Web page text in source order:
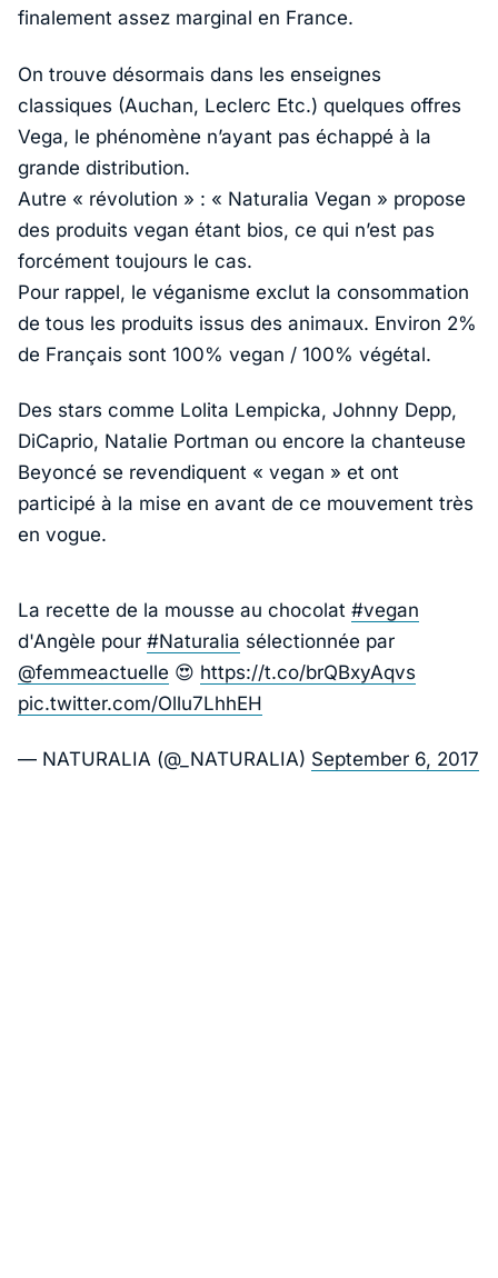
finalement assez marginal en France.
On trouve désormais dans les enseignes
classiques (Auchan, Leclerc Etc.) quelques offres
Vega, le phénomène n’ayant pas échappé à la
grande distribution.
Autre « révolution » : « Naturalia Vegan » propose
des produits vegan étant bios, ce qui n’est pas
forcément toujours le cas.
Pour rappel, le véganisme exclut la consommation
de tous les produits issus des animaux. Environ 2%
de Français sont 100% vegan / 100% végétal.
Des stars comme Lolita Lempicka, Johnny Depp,
DiCaprio, Natalie Portman ou encore la chanteuse
Beyoncé se revendiquent « vegan » et ont
participé à la mise en avant de ce mouvement très
en vogue.
La recette de la mousse au chocolat #vegan
d'Angèle pour #Naturalia sélectionnée par
@femmeactuelle 😍 https://t.co/brQBxyAqvs
pic.twitter.com/Ollu7LhhEH
— NATURALIA (@_NATURALIA) September 6, 2017